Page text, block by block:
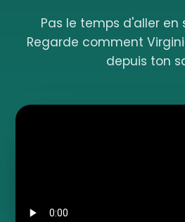
Pas le temps d'aller en
Regarde comment
depuis ton